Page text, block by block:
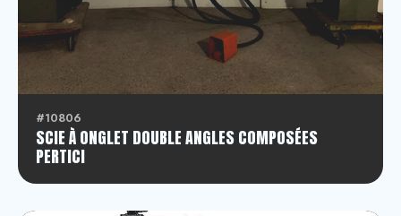
#10806
SCIE À ONGLET DOUBLE ANGLES COMPOSÉES
PERTICI